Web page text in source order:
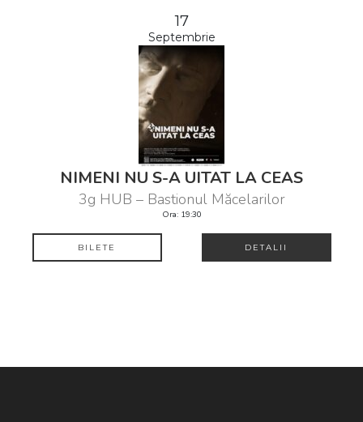
17
Septembrie
NIMENI NU S-A UITAT LA CEAS
3g HUB – Bastionul Măcelarilor
Ora: 19:30
BILETE DETALII